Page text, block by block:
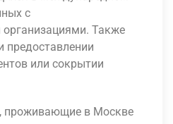
с
организациями. Также
предоставлении
или сокрытии
проживающие в Москве